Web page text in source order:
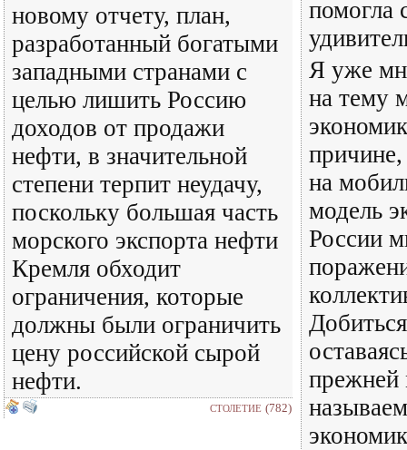
новому отчету, план,
разработанный богатыми
западными странами с
целью лишить Россию
доходов от продажи
нефти, в значительной
степени терпит неудачу,
поскольку большая часть
морского экспорта нефти
Кремля обходит
ограничения, которые
должны были ограничить
цену российской сырой
нефти.
СТОЛЕТИЕ (782)
помогла
Я уже
на тему
причине,
на
модель
России
прежней